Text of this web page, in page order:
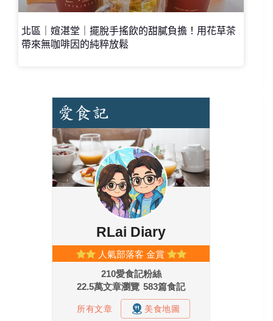
北區｜媗湛堂｜擺脫手搖飲的甜膩負擔！用花草茶
帶來無咖啡因的純粹放鬆